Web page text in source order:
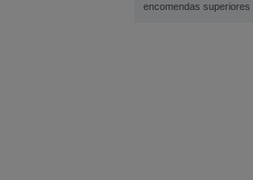
encomendas superiores